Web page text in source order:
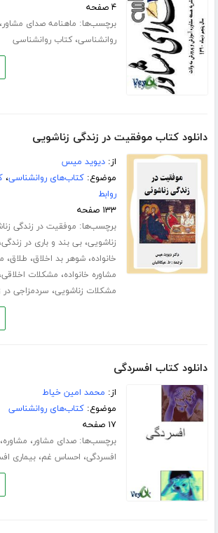
۴ صفحه
برچسب‌ها: ماهنامه صدای مشاور،
روانشناسی،کتاب روانشناسی
دانلود کتاب موفقیت در زندگی زناشویی
از:دیوید میس
موضوع:کتاب‌های روانشناسی،
روابط
۱۳۳ صفحه
برچسب‌ها: موفقیت در زندگی
زناشویی،بی بند و باری در زندگی
خانواده،شوهر بد اخلاق، طلاق،
مشاوره خانواده، مشکلات اخلاقی،
مشکلات زناشویی، سردمزاجی در
دانلود کتاب افسردگی
از: محمد امین خیاط
موضوع:کتاب‌های روانشناسی
۱۷ صفحه
برچسب‌ها:صدای مشاور، مشاوره،
افسردگی، احساس غم،بیماری